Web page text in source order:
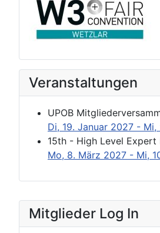
Mitglieder Log In
Veranstaltungen
UPOB
Di, 19. Januar 2027 - Mi,
15th - High Level Expert
Mo, 8. März 2027 - Mi,